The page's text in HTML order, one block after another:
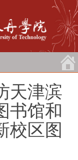
天津滨
书馆和
校区图